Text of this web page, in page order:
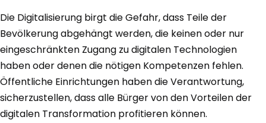
Die Digitalisierung birgt die Gefahr, dass Teile der
Bevölkerung abgehängt werden, die keinen oder nur
eingeschränkten Zugang zu digitalen Technologien
haben oder denen die nötigen Kompetenzen fehlen.
Öffentliche Einrichtungen haben die Verantwortung,
sicherzustellen, dass alle Bürger von den Vorteilen der
digitalen Transformation profitieren können.